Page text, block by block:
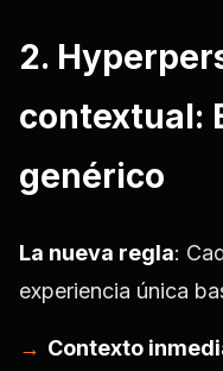
2.
contextual:
genérico
La nueva regla:
experiencia única
Contexto